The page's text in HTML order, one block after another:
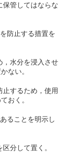
保管してはならな
防止する措置を
，水分を浸入させ
ない。
するため，使用
おく。
ることを明示し
分して置く。